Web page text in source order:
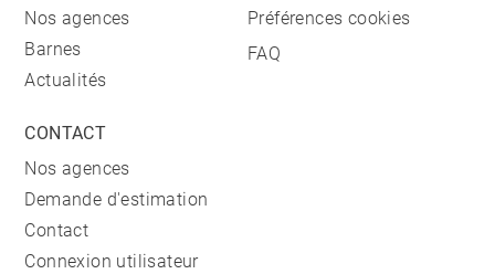
Nos agences
Barnes
Actualités
Préférences cookies
FAQ
CONTACT
Nos agences
Demande d'estimation
Contact
Connexion utilisateur